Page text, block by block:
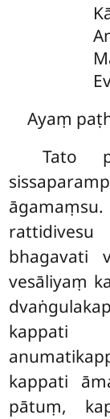
Ayaṃ
Tato
bhagavati
vesāliyaṃ
kappati
kappati
pātuṃ,